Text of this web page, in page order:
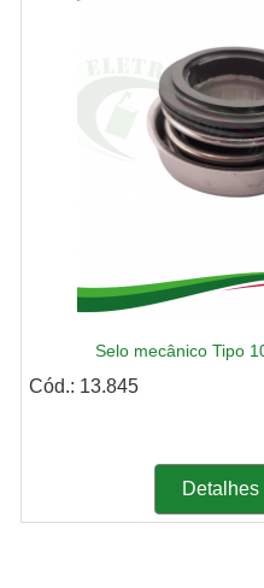
Selo mecânico Tipo
Cód.: 13.845